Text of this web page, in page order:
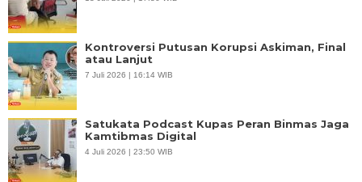
Kontroversi Putusan Korupsi Askiman, Final
atau Lanjut
7 Juli 2026 | 16:14 WIB
Satukata Podcast Kupas Peran Binmas Jaga
Kamtibmas Digital
4 Juli 2026 | 23:50 WIB